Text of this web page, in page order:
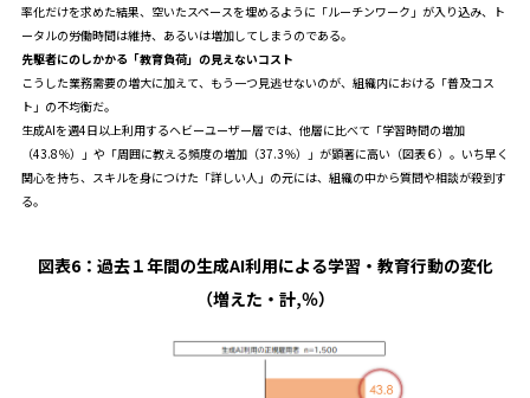
率化だけを求めた結果、空いたスペースを埋めるように「ルーチンワーク」が入り込み、ト
ータルの労働時間は維持、あるいは増加してしまうのである。
先駆者にのしかかる「教育負荷」の見えないコスト
こうした業務需要の増大に加えて、もう一つ見逃せないのが、組織内における「普及コス
ト」の不均衡だ。
生成AIを週4日以上利用するヘビーユーザー層では、他層に比べて「学習時間の増加
（43.8％）」や「周囲に教える頻度の増加（37.3％）」が顕著に高い（図表６）。いち早く
関心を持ち、スキルを身につけた「詳しい人」の元には、組織の中から質問や相談が殺到す
る。
図表6： 過去１年間の生成AI利用による学習・教育行動の変化
（増えた・計,％）